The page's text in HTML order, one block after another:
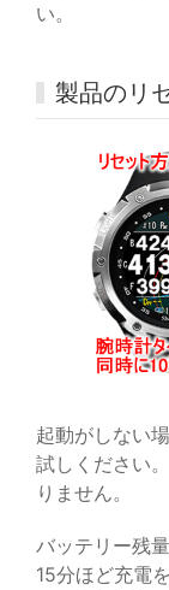
い。
製品のリ
起動がしない
試しください
りません。
バッテリー残
15分ほど充電